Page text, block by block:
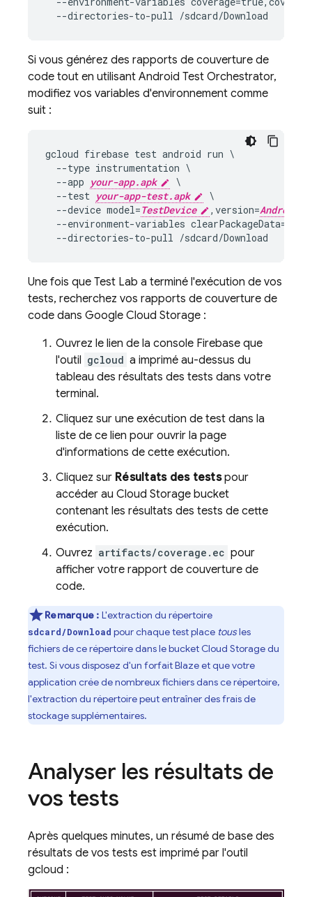
Si vous générez des rapports de couverture de
code tout en utilisant Android Test Orchestrator,
modifiez vos variables d'environnement comme
suit :
gcloud firebase test android run \
  --type instrumentation \
  --app
your-app.apk
\
  --test
your-app-test.apk
\
  --device model=
TestDevice ,version=
--environment-variables
Une fois que Test Lab a terminé l'exécution de vos
tests, recherchez vos rapports de couverture de
code dans Google Cloud Storage :
Ouvrez le lien de la console Firebase que
l'outil gcloud a imprimé au-dessus du
tableau des résultats des tests dans votre
terminal.
Cliquez sur une exécution de test dans la
liste de ce lien pour ouvrir la page
d'informations de cette exécution.
Cliquez sur Résultats des testspour
accéder au Cloud Storage bucket
contenant les résultats des tests de cette
exécution.
Ouvrez artifacts/coverage.ec pour
afficher votre rapport de couverture de
code.
Remarque : L'extraction du répertoire
sdcard/Download pour chaque test place tousles
fichiers de ce répertoire dans le bucket Cloud Storagedu
test. Si vous disposez d'un forfait Blaze et que votre
application crée de nombreux fichiers dans ce répertoire,
l'extraction du répertoire peut entraîner des frais de
stockage supplémentaires.
Analyser les résultats de
vos tests
Après quelques minutes, un résumé de base des
résultats de vos tests est imprimé par l'outil
gcloud :